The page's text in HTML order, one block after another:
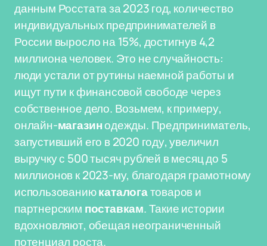
данным Росстата за 2023 год, количество
индивидуальных предпринимателей в
России выросло на 15%, достигнув 4,2
миллиона человек. Это не случайность:
люди устали от рутины наемной работы и
ищут пути к финансовой свободе через
собственное дело. Возьмем, к примеру,
онлайн-магазинодежды. Предприниматель,
запустивший его в 2020 году, увеличил
выручку с 500 тысяч рублей в месяц до 5
миллионов к 2023-му, благодаря грамотному
использованиюкаталогатоваров и
партнерским поставкам. Такие истории
вдохновляют, обещая неограниченный
потенциал роста.